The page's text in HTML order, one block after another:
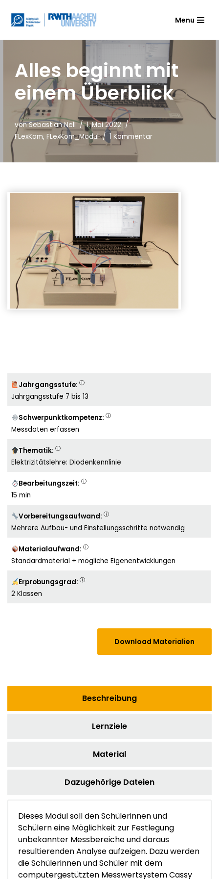
Zum
Inhalt
Menu
Alles beginnt mit
einem Überblick
vonSebastian Nell
1. Mai 2022
FLexKom, FLexKom_Modul 1 Kommentar
Jahrgangsstufe: ⓘ
Jahrgangsstufe 7 bis 13
Schwerpunktkompetenz: ⓘ
Messdaten erfassen
Thematik: ⓘ
Elektrizitätslehre: Diodenkennlinie
Bearbeitungszeit: ⓘ
15 min
Vorbereitungsaufwand: ⓘ
Mehrere Aufbau- und Einstellungsschritte notwendig
Materialaufwand: ⓘ
Standardmaterial + mögliche Eigenentwicklungen
Erprobungsgrad: ⓘ
2 Klassen
Download Materialien
Beschreibung
Lernziele
Material
Dazugehörige Dateien
Dieses Modul soll den Schülerinnen und
Schülern eine Möglichkeit zur Festlegung
unbekannter Messbereiche und daraus
resultierenden Analyse aufzeigen. Dazu werden
die Schülerinnen und Schüler mit dem
computergestützten Messwertsystem Cassy